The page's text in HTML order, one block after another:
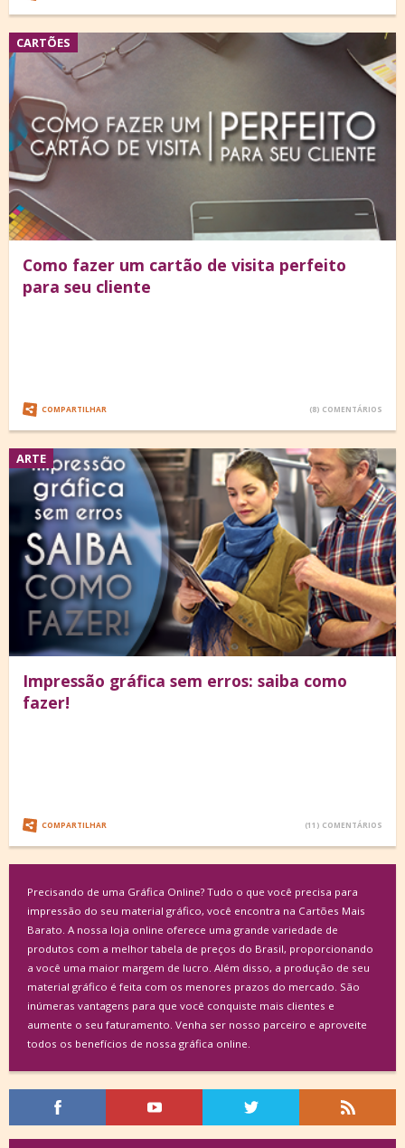
CARTÕES
Como fazer um cartão de visita perfeito
para seu cliente
COMPARTILHAR (8) COMENTÁRIOS
ARTE
Impressão gráfica sem erros: saiba como
fazer!
COMPARTILHAR (11) COMENTÁRIOS
Precisando de uma Gráfica Online? Tudo o que você precisa para
impressão do seu material gráfico, você encontra na Cartões Mais
Barato. A nossa loja online oferece uma grande variedade de
produtos com a melhor tabela de preços do Brasil, proporcionando
a você uma maior margem de lucro. Além disso, a produção de seu
material gráfico é feita com os menores prazos do mercado. São
inúmeras vantagens para que você conquiste mais clientes e
aumente o seu faturamento. Venha ser nosso parceiro e aproveite
todos os benefícios de nossa gráfica online.